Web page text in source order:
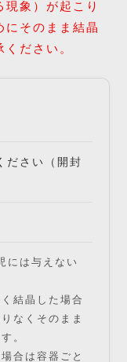
象）が起こり
にそのまま結晶
ださい。
ださい（開封
には与えない
結晶した場合
なくそのまま
。
合は容器ごと